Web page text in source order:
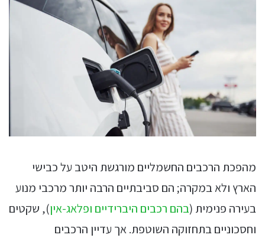
מהפכת הרכבים החשמליים מורגשת היטב על כבישי
הארץ ולא במקרה; הם סביבתיים הרבה יותר מרכבי מנוע
בעירה פנימית (בהם רכבים היברידיים ופלאג-אין), שקטים
וחסכוניים בתחזוקה השוטפת. אך עדיין הרכבים